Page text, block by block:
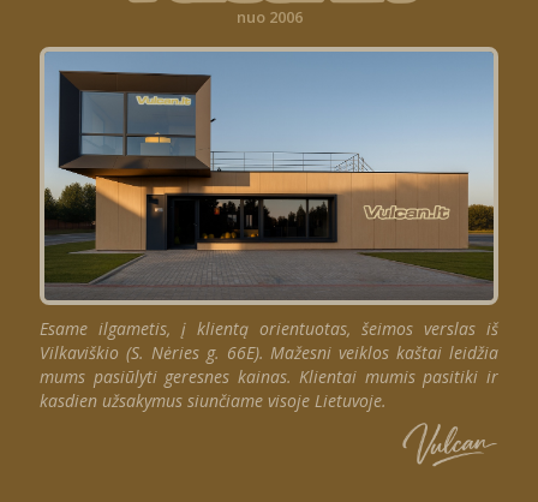
nuo 2006
Esame ilgametis, į klientą orientuotas, šeimos verslas iš
Vilkaviškio (S. Nėries g. 66E). Mažesni veiklos kaštai leidžia
mums pasiūlyti geresnes kainas. Klientai mumis pasitiki ir
kasdien užsakymus siunčiame visoje Lietuvoje.